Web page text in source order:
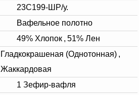
23С199-ШР/у.
Вафельное полотно
49% Хлопок , 51% Лен
Гладкокрашеная (Однотонная) ,
Жаккардовая
1 Зефир-вафля